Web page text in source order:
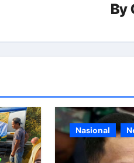
By
Nasional